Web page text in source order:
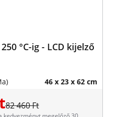
°C-ig - LCD kijelző
46 x 23 x 62 cm
82 460 Ft